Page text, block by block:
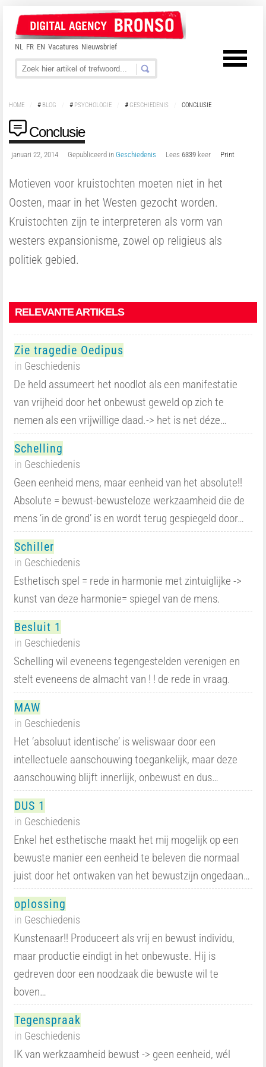
NL FR EN Vacatures Nieuwsbrief
HOME # BLOG # PSYCHOLOGIE # GESCHIEDENIS CONCLUSIE
Conclusie
januari 22, 2014 Gepubliceerd in Geschiedenis Lees 6339 keer Print
Motieven voor kruistochten moeten niet in het
Oosten, maar in het Westen gezocht worden.
Kruistochten zijn te interpreteren als vorm van
westers expansionisme, zowel op religieus als
politiek gebied.
RELEVANTE ARTIKELS
Zie tragedie Oedipus
in Geschiedenis
De held assumeert het noodlot als een manifestatie
van vrijheid door het onbewust geweld op zich te
nemen als een vrijwillige daad.-> het is net déze…
Schelling
in Geschiedenis
Geen eenheid mens, maar eenheid van het absolute!!
Absolute = bewust-bewusteloze werkzaamheid die de
mens ‘in de grond’ is en wordt terug gespiegeld door…
Schiller
in Geschiedenis
Esthetisch spel = rede in harmonie met zintuiglijke ->
kunst van deze harmonie= spiegel van de mens.
Besluit 1
in Geschiedenis
Schelling wil eveneens tegengestelden verenigen en
stelt eveneens de almacht van ! ! de rede in vraag.
MAW
in Geschiedenis
Het ‘absoluut identische’ is weliswaar door een
intellectuele aanschouwing toegankelijk, maar deze
aanschouwing blijft innerlijk, onbewust en dus…
DUS 1
in Geschiedenis
Enkel het esthetische maakt het mij mogelijk op een
bewuste manier een eenheid te beleven die normaal
juist door het ontwaken van het bewustzijn ongedaan…
oplossing
in Geschiedenis
Kunstenaar!! Produceert als vrij en bewust individu,
maar productie eindigt in het onbewuste. Hij is
gedreven door een noodzaak die bewuste wil te
boven…
Tegenspraak
in Geschiedenis
IK van werkzaamheid bewust -> geen eenheid, wél